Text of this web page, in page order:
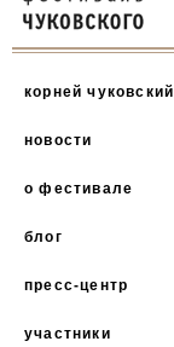
корней чуковский
новости
о фестивале
блог
пресс-центр
участники